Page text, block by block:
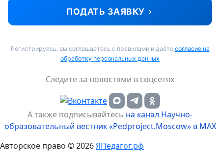
ПОДАТЬ ЗАЯВКУ
Регистрируясь, вы соглашаетесь с правилами и даёте согласие на
обработку персональных данных
Следите за новостями в соцсетях
А также подписывайтесь на канал Научно-
образовательный вестник «Pedproject.Moscow» в MAX
Авторское право © 2026ЯПедагог.рф